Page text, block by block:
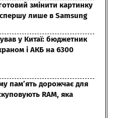
змінити картинку
спершу лише в Samsung
у Китаї: бюджетник
і АКБ на 6300
пам’ять дорожчає для
RAM, яка